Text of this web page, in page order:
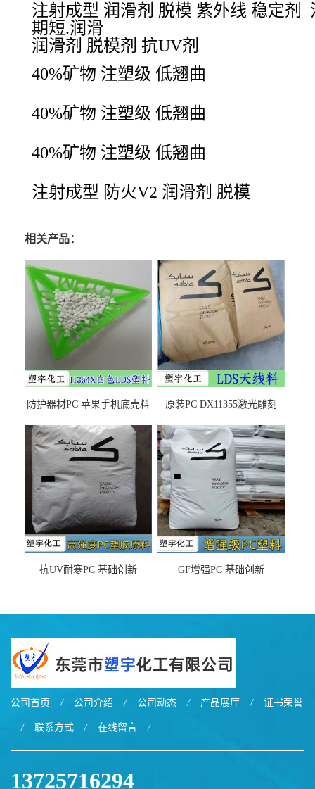
注射成型 润滑剂 脱模 紫外线 稳定剂
期短.润滑
润滑剂 脱模剂 抗UV剂
40%矿物 注塑级 低翘曲
40%矿物 注塑级 低翘曲
40%矿物 注塑级 低翘曲
注射成型 防火V2 润滑剂 脱模
相关产品：
防护器材PC 苹果手机底壳料
之忧
原装PC DX11355激光雕刻
抗UV耐寒PC 基础创新
GF增强PC 基础创新
公司首页 / 公司介绍 / 公司动态 / 产品展厅 / 证书荣誉
/ 联系方式 / 在线留言 /
13725716294